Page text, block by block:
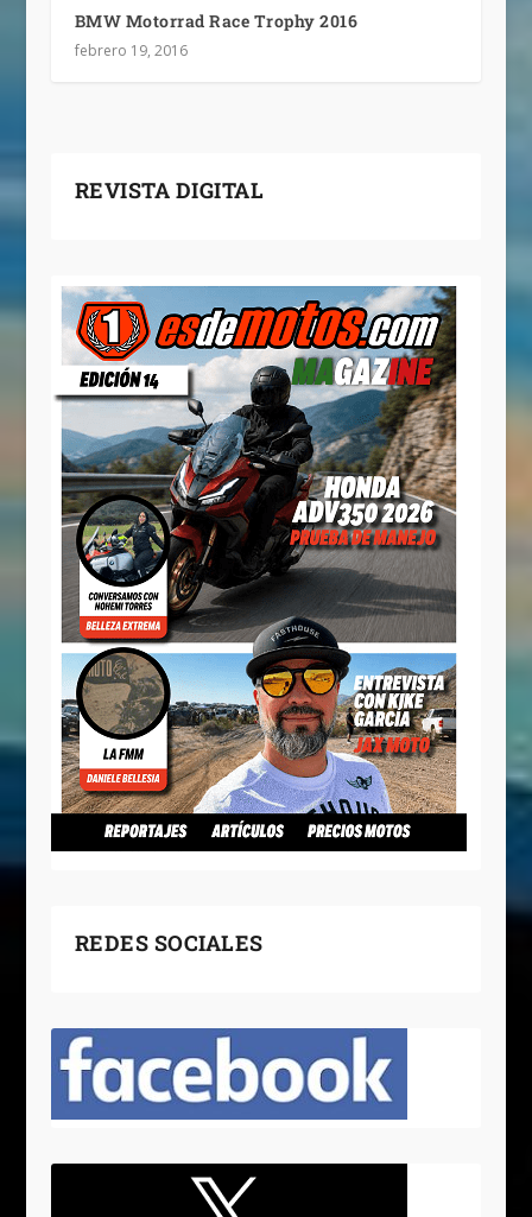
BMW Motorrad Race Trophy 2016
febrero 19, 2016
REVISTA DIGITAL
REDES SOCIALES